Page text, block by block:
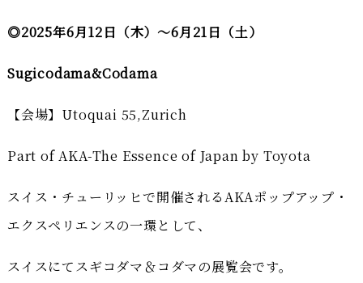
◎2025年6月12日（木）～6月21日（土）
Sugicodama&Codama
【会場】Utoquai 55,Zurich
Part of AKA-The Essence of Japan by Toyota
スイス・チューリッヒで開催されるAKAポップアップ・
エクスペリエンスの一環として、
スイスにてスギコダマ＆コダマの展覧会です。